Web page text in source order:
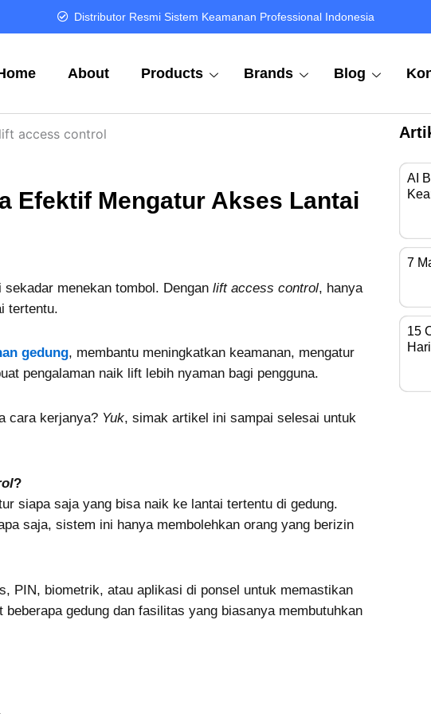
Distributor Resmi Sistem Keamanan Professional Indonesia
About Products Brands Blog
Efektif Mengatur Akses Lantai
menekan tombol. Dengan lift access control, hanya
tertentu.
gedung, membantu meningkatkan keamanan, mengatur
pengalaman naik lift lebih nyaman bagi pengguna.
cara kerjanya? Yuk, simak artikel ini sampai selesai untuk
?
siapa saja yang bisa naik ke lantai tertentu di gedung.
saja, sistem ini hanya membolehkan orang yang berizin
PIN, biometrik, atau aplikasi di ponsel untuk memastikan
gedung dan fasilitas yang biasanya membutuhkan
AI
7
15
Hari